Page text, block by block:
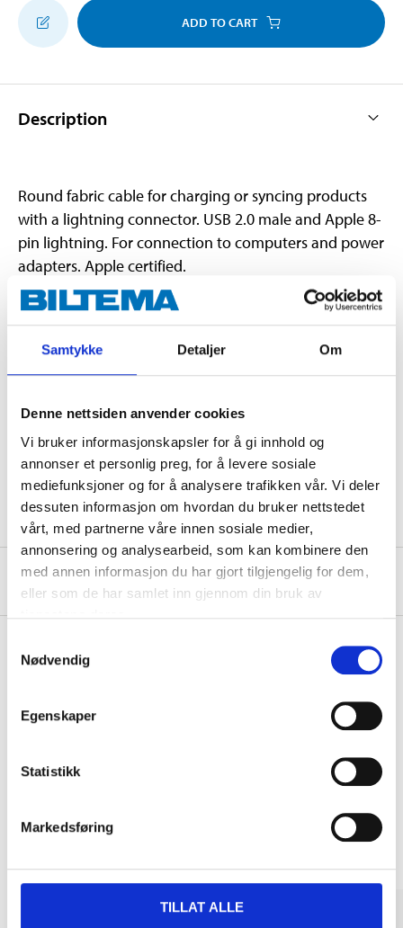
Samtykke Detaljer Om
Denne nettsiden anvender cookies
Vi bruker informasjonskapsler for å gi innhold og
annonser et personlig preg, for å levere sosiale
mediefunksjoner og for å analysere trafikken vår. Vi deler
dessuten informasjon om hvordan du bruker nettstedet
vårt, med partnerne våre innen sosiale medier,
annonsering og analysearbeid, som kan kombinere den
med annen informasjon du har gjort tilgjengelig for dem,
eller som de har samlet inn gjennom din bruk av
Nødvendig
Egenskaper
Statistikk
Markedsføring
TILLAT ALLE
ADD TO CART
Description
Round fabric cable for charging or syncing products
with a lightning connector. USB 2.0 male and Apple 8-
pin lightning. For connection to computers and power
adapters. Apple certified.
Voltage
5 V
Current strength
2,1 A
Cable length
1 m
About the manufacturer
Pay & Collect in your local store within 2 hours!
Other customers also bought